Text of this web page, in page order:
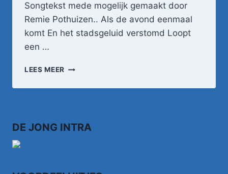
Songtekst mede mogelijk gemaakt door
Remie Pothuizen.. Als de avond eenmaal
komt En het stadsgeluid verstomd Loopt
een …
LEES MEER GRAD
–
ZIJN
DE JONG INTRA